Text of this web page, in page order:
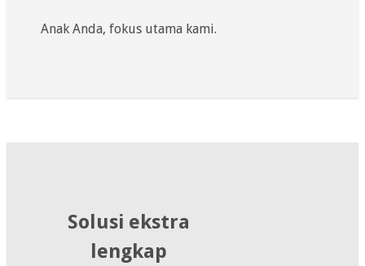
Anak Anda, fokus utama kami.
Solusi ekstra
lengkap